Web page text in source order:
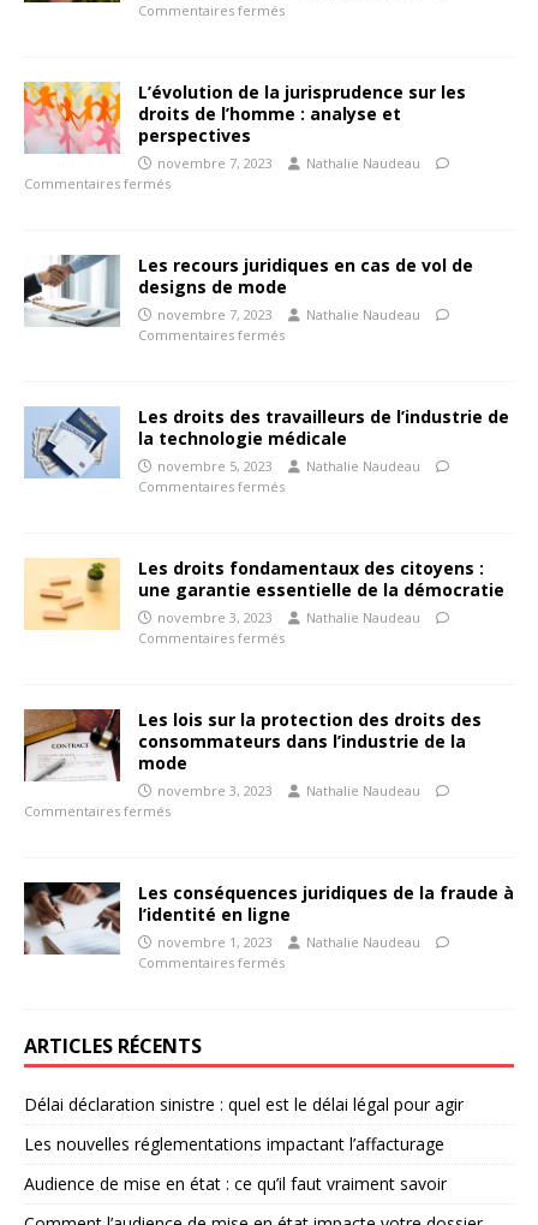
Commentaires fermés
L’évolution de la jurisprudence sur les
droits de l’homme : analyse et
perspectives
novembre 7, 2023
Nathalie Naudeau
Commentaires fermés
Les recours juridiques en cas de vol de
designs de mode
novembre 7, 2023
Nathalie Naudeau
Commentaires fermés
Les droits des travailleurs de l’industrie de
la technologie médicale
novembre 5, 2023
Nathalie Naudeau
Commentaires fermés
Les droits fondamentaux des citoyens :
une garantie essentielle de la démocratie
novembre 3, 2023
Nathalie Naudeau
Commentaires fermés
Les lois sur la protection des droits des
consommateurs dans l’industrie de la
mode
novembre 3, 2023
Nathalie Naudeau
Commentaires fermés
Les conséquences juridiques de la fraude à
l’identité en ligne
novembre 1, 2023
Nathalie Naudeau
Commentaires fermés
ARTICLES RÉCENTS
Délai déclaration sinistre : quel est le délai légal pour agir
Les nouvelles réglementations impactant l’affacturage
Audience de mise en état : ce qu’il faut vraiment savoir